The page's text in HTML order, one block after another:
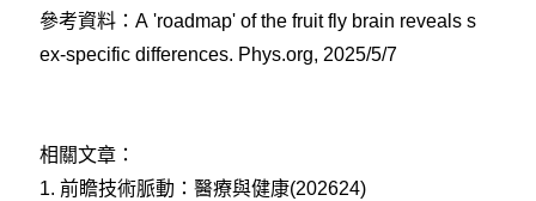
參考資料：A 'roadmap' of the fruit fly brain reveals s
ex-specific differences. Phys.org, 2025/5/7
相關文章：
1. 前瞻技術脈動：醫療與健康(202624)